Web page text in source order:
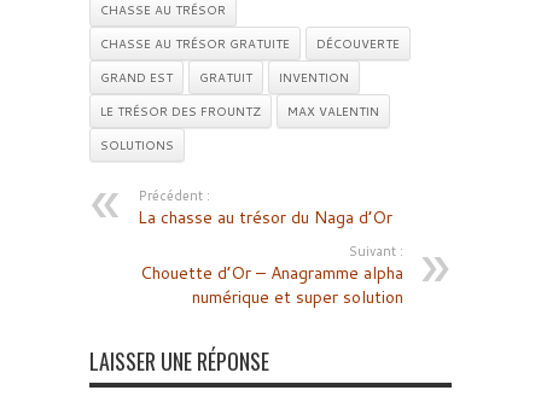
CHASSE AU TRÉSOR
CHASSE AU TRÉSOR GRATUITE
DÉCOUVERTE
GRAND EST
GRATUIT
INVENTION
LE TRÉSOR DES FROUNTZ
MAX VALENTIN
SOLUTIONS
Précédent :
La chasse au trésor du Naga d’Or
Suivant :
Chouette d’Or – Anagramme alpha
numérique et super solution
LAISSER UNE RÉPONSE